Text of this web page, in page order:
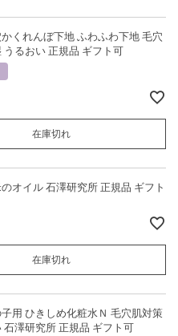
くれんぼ下地 ふわふわ下地 毛穴
うるおい 正規品 ギフト可
在庫切れ
オイル 石澤研究所 正規品 ギフト
在庫切れ
用 ひきしめ化粧水Ｎ 毛穴肌対策
石澤研究所 正規品 ギフト可